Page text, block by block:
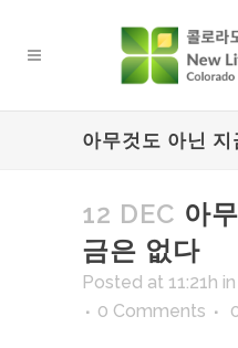
아무것도 아닌
12 DEC 아
금은 없다
Posted at 11:21h in
0 Comments